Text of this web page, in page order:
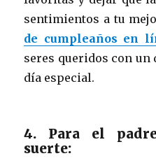
sentimientos a tu
de cumpleaños en
seres queridos con
día especial.
4. Para el
suerte: